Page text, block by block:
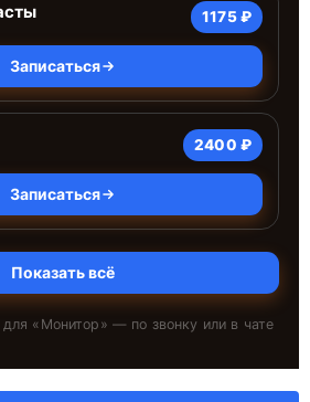
1175 ₽
Записаться
2400 ₽
Записаться
Показать всё
« Монитор » — по звонку или в чате